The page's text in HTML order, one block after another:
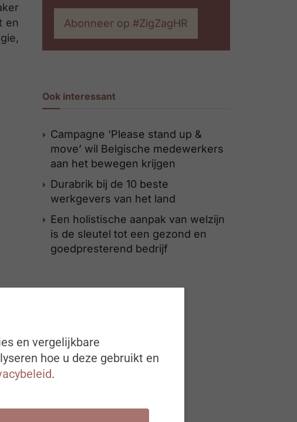
en
en
juli
op
Abonneer op #ZigZagHR
Ook interessant
Campagne ‘Please stand up &
move’ wil Belgische medewerkers
aan het bewegen krijgen
Durabrik bij de 10 beste
werkgevers van het land
Een holistische aanpak van welzijn
is de sleutel tot een gezond en
goedpresterend bedrijf
en vergelijkbare
hoe u deze gebruikt en
.